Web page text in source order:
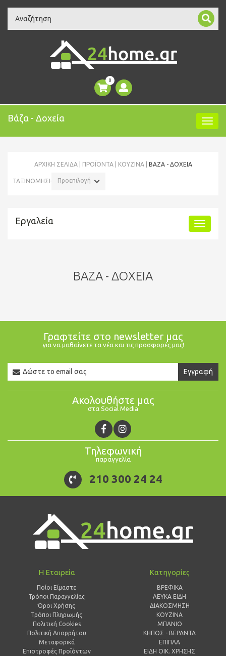
Search
0
Βάζα - Δοχεία
ΑΡΧΙΚΉ ΣΕΛΊΔΑ ΠΡΟΪΌΝΤΑ ΚΟΥΖΙΝΑ ΒΆΖΑ - ΔΟΧΕΊΑ
ΤΑΞΙΝΟΜΗΣΗ: Προεπιλογή
Εργαλεία
ΒΆΖΑ - ΔΟΧΕΊΑ
Γραφτείτε στο newsletter μας
για να μαθαίνετε τα νέα και τις προσφορές μας!
Newsletter
Email
Εγγραφή
Ακολουθήστε μας
στα Social Media
Τηλεφωνική
παραγγελία
210 300 24 24
Η Εταιρεία
Ποίοι Είμαστε
Τρόποι Παραγγελίας
Όροι Χρήσης
Τρόποι Πληρωμής
Πολιτική Cookies
Πολιτική Απορρήτου
Μεταφορικά
Επιστροφές Προϊόντων
Κατηγορίες
ΒΡΕΦΙΚΑ
ΛΕΥΚΑ ΕΙΔΗ
ΔΙΑΚΟΣΜΗΣΗ
ΚΟΥΖΙΝΑ
ΜΠΑΝΙΟ
ΚΗΠΟΣ - ΒΕΡΑΝΤΑ
ΕΠΙΠΛΑ
ΕΙΔΗ ΟΙΚ. ΧΡΗΣΗΣ